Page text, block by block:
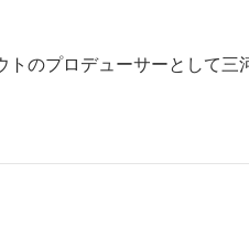
トのプロデューサーとして三